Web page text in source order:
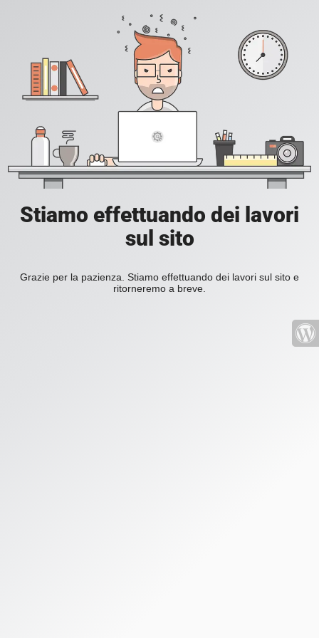
Stiamo effettuando dei lavori
sul sito
Grazie per la pazienza. Stiamo effettuando dei lavori sul sito e
ritorneremo a breve.